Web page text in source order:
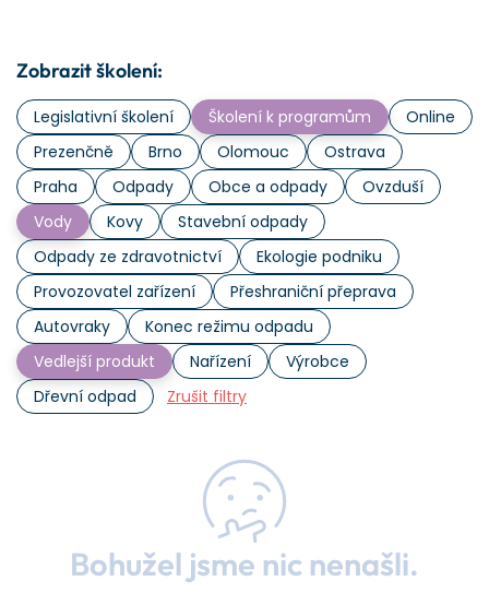
Zobrazit školení:
Legislativní školení Školení k programům
Online
Prezenčně
Brno Olomouc
Ostrava
Praha
Odpady Obce a odpady
Ovzduší
Vody
Kovy
Stavební odpady
Odpady ze zdravotnictví
Ekologie podniku
Provozovatel zařízení
Přeshraniční přeprava
Autovraky
Konec režimu odpadu
Vedlejší produkt
Nařízení
Výrobce
Dřevní odpad
Zrušit filtry
Bohužel jsme nic nenašli.